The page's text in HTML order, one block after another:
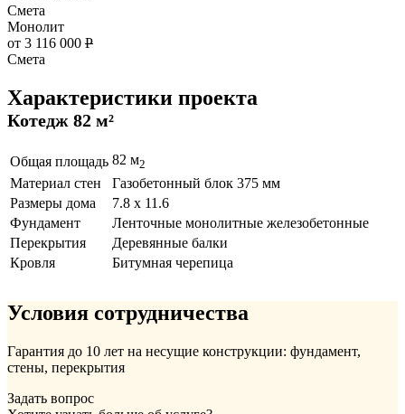
Смета
Монолит
от 3 116 000 Р
Смета
Характеристики проекта
Котедж 82 м²
Общая площадь 82 м2
Материал стен
Газобетонный блок 375 мм
Размеры дома
7.8 х 11.6
Фундамент
Ленточные монолитные железобетонные
Перекрытия
Деревянные балки
Кровля
Битумная черепица
Условия сотрудничества
Гарантия до 10 лет на несущие конструкции: фундамент,
стены, перекрытия
Задать вопрос